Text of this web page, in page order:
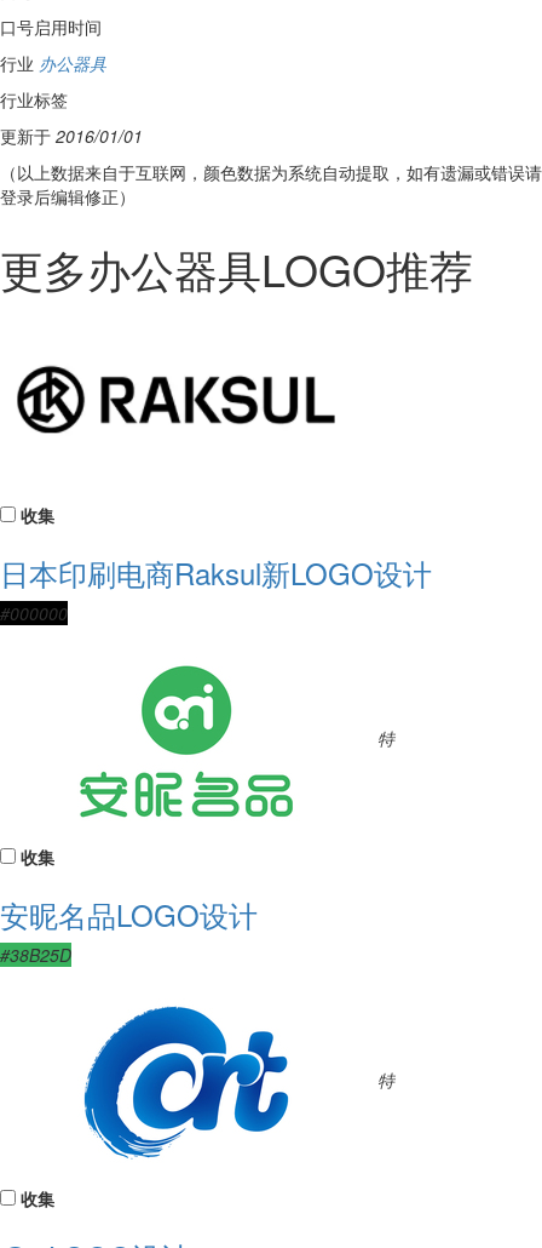
口号启用时间
行业 办公器具
行业标签
更新于 2016/01/01
（以上数据来自于互联网，颜色数据为系统自动提取，如有遗漏或错误请
登录后编辑修正）
更多办公器具LOGO推荐
收集
日本印刷电商Raksul新LOGO设计
#000000
特
收集
安昵名品LOGO设计
#38B25D
特
收集